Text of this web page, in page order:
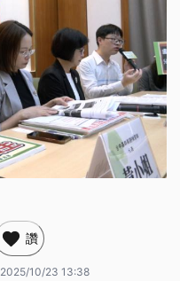
讚
2025/10/23 13:38